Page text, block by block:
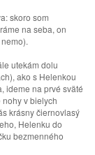
skoro som
na seba, on
utekám dolu
ako s Helenkou
ideme na prvé sväté
v bielych
krásny čiernovlasý
Helenku do
bezmenného